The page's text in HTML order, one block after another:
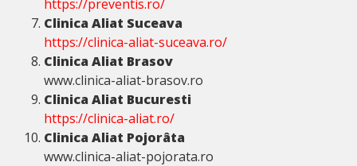
https://preventis.ro/
Clinica Aliat Suceava
https://clinica-aliat-suceava.ro/
Clinica Aliat Brasov
www.clinica-aliat-brasov.ro
Clinica Aliat Bucuresti
https://clinica-aliat.ro/
Clinica Aliat Pojorâta
www.clinica-aliat-pojorata.ro